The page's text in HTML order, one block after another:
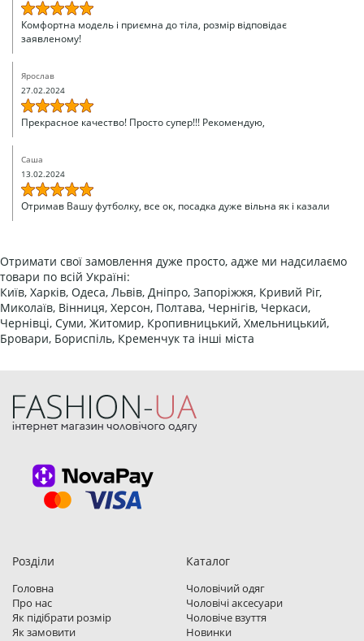
Комфортна модель і приємна до тіла, розмір відповідає
заявленому!
Ярослав
27.02.2024
Прекрасное качество! Просто супер!!! Рекомендую,
Саша
13.02.2024
Отримав Вашу футболку, все ок, посадка дуже вільна як і казали
Отримати свої замовлення дуже просто, адже ми надсилаємо
товари по всій Україні:
Київ, Харків, Одеса, Львів, Дніпро, Запоріжжя, Кривий Ріг,
Миколаїв, Вінниця, Херсон, Полтава, Чернігів, Черкаси,
Чернівці, Суми, Житомир, Кропивницький, Хмельницький,
Бровари, Бориспіль, Кременчук та інші міста
Розділи
Головна
Про нас
Як підібрати розмір
Як замовити
Каталог
Чоловічий одяг
Чоловічі аксесуари
Чоловіче взуття
Новинки